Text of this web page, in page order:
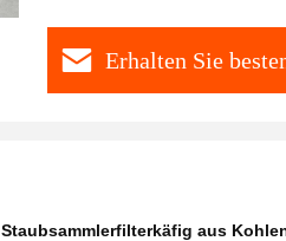
Erhalten Sie
Staubsammlerfilterkäfig aus